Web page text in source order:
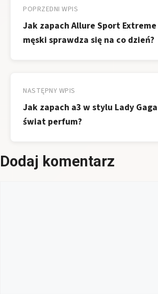
wpisu
POPRZEDNI WPIS
Jak zapach Allure Sport
męski sprawdza się na co dzień?
NASTĘPNY WPIS
Jak zapach a3 w stylu Lady
świat perfum?
Dodaj komentarz